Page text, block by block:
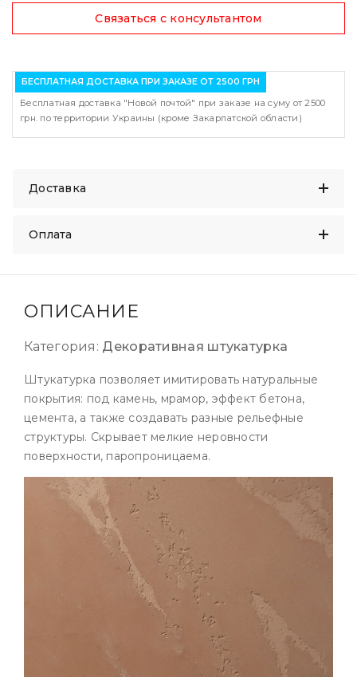
Связаться с консультантом
БЕСПЛАТНАЯ ДОСТАВКА ПРИ ЗАКАЗЕ ОТ 2500 ГРН
Бесплатная доставка "Новой почтой" при заказе на суму от 2500
грн. по территории Украины (кроме Закарпатской области)
Доставка
Оплата
ОПИСАНИЕ
Категория: Декоративная штукатурка
Штукатурка позволяет имитировать натуральные
покрытия: под камень, мрамор, эффект бетона,
цемента, а также создавать разные рельефные
структуры. Скрывает мелкие неровности
поверхности, паропроницаема.